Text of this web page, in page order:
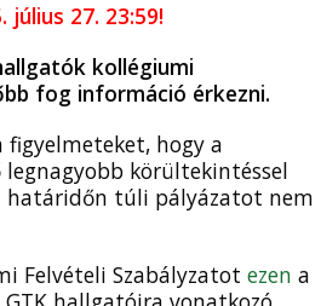
július 27. 23:59!
kollégiumi
fog információ érkezni.
figyelmeteket, hogy a
körültekintéssel
határidőn túli pályázatot nem
Felvételi Szabályzatot ezen a